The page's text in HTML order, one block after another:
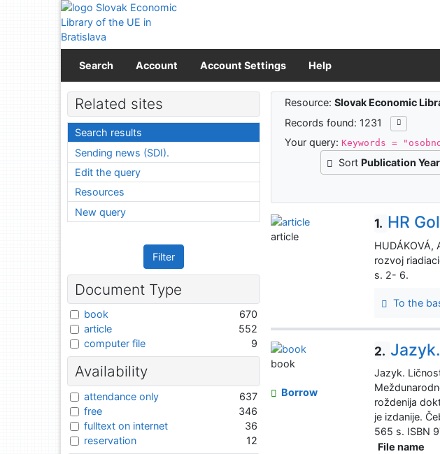
Go to content
Go to menu
Accessibility declaration
Search Account Account Settings Help
Search results
Resource:Slovak Economic
Records found: 1231
Your query:Keywords =
Sort Publication
1. HR
HUDÁKOVÁ,
rozvoj
s. 2- 6.
To the
article
2.
Jazyk.
roždenija
je izdanije.
565 s. ISBN
File name
book
Borrow
Related sites
Search results
Sending news (SDI).
Edit the query
Resources
New query
Filter
Document Type
book
670
article
552
computer file
9
Availability
attendance only
637
free
346
fulltext on internet
36
reservation
12